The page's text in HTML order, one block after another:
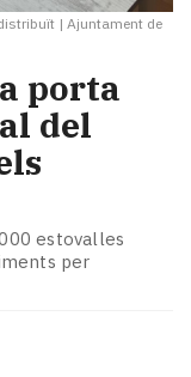
| Ajuntament de
porta
del
estovalles
per